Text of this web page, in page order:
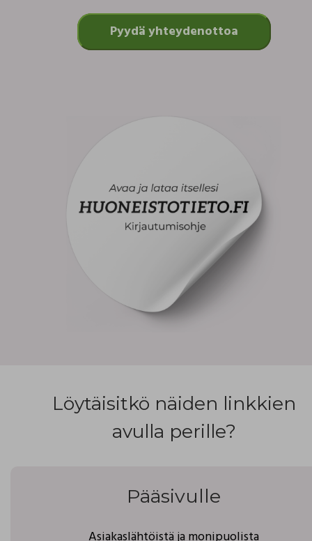
Pyydä yhteydenottoa
Löytäisitkö näiden linkkien
avulla perille?
Pääsivulle